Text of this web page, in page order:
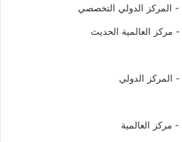
- المركز الدولي التخصصي
- مركز العالمية الحديث
- المركز الدولي
- مركز العالمية